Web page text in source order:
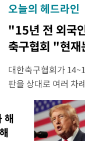
오늘의 헤드라인
"15년 전 외국
축구협회 "현재
대한축구협회가
판을 상대로 여러 차
구계에 따르면 국회
년 국제심판 10여 명
축구협회는 외국인
수십만원에서 많게
해